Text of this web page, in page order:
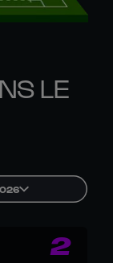
LE
2